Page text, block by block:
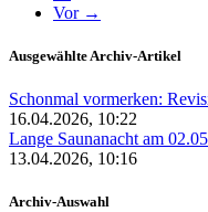
Vor →
Ausgewählte Archiv-Artikel
Schonmal vormerken:
16.04.2026, 10:22
Lange Saunanacht am
13.04.2026, 10:16
Archiv-Auswahl